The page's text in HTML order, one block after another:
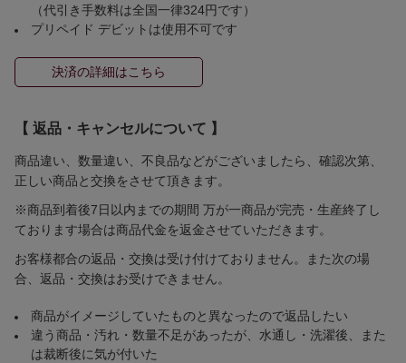
（代引き手数料は全国一律324円です）
プリペイド デビットは使用不可です
決済の詳細はこちら
【 返品・キャンセルについて 】
商品違い、数量違い、不良品などがございましたら、確認次第、
正しい商品と交換をさせて頂きます。
※商品到着後7日以内までの期間 万が一商品が完売・生産終了し
ております場合は商品代金を返金させていただきます。
お客様都合の返品・交換は受け付けておりません。また次の場
合、返品・交換はお受けできません。
商品がイメージしていたものと異なったので返品したい
違う商品・汚れ・数量不足があったが、水通し・洗濯後、また
は裁断後に気が付いた